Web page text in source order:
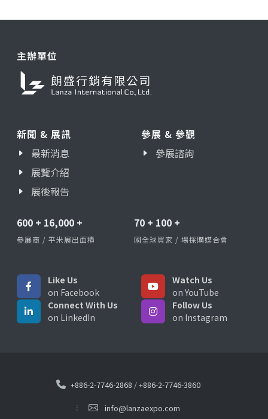
主辦單位
新聞 & 展訊
最新消息
展覽介紹
展後報告
參展 & 參觀
參展諮詢
600 + 16,000 +
參展商 / 平米展出面積
70 + 100 +
國全球買家 / 場採購媒合會
Like Us
on Facebook
Watch Us
on YouTube
Connect With Us
on LinkedIn
Follow Us
on Instagram
+886-2-7746-2868 /+886-2-7746-3860
info@lanzaexpo.com